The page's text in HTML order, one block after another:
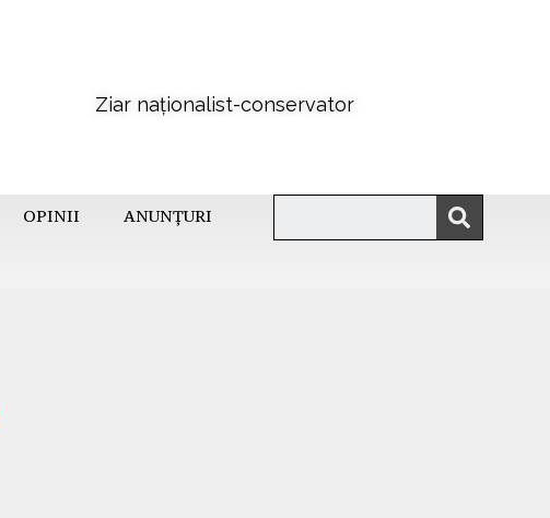
Ziar naționalist-conservator
OPINII ANUNȚURI